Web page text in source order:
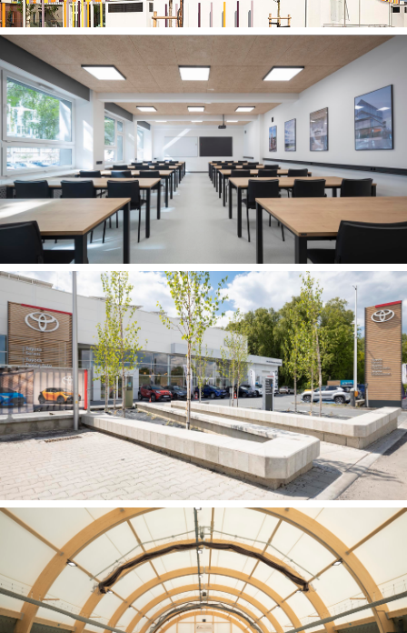
Centrum Kultury Ruczaj w Krakowie
Sala dydaktyczna Wydziału Inżynierii Lądowej
Politechniki Krakowskiej
Salon samochodowy Toyota w Czechowicach-
Dziedzicach